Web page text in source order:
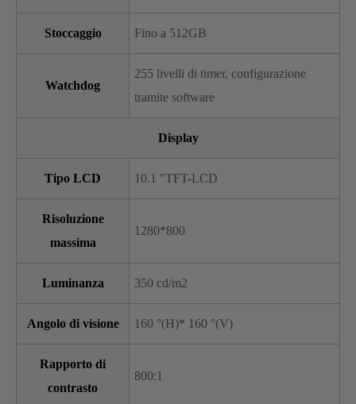
Stoccaggio Fino a 512GB
Watchdog
255 livelli di timer, configurazione
tramite software
Display
Tipo LCD 10.1 "TFT-LCD
Risoluzione
massima
1280*800
Luminanza 350 cd/m2
Angolo di visione 160 °(H)* 160 °(V)
Rapporto di
contrasto
800:1